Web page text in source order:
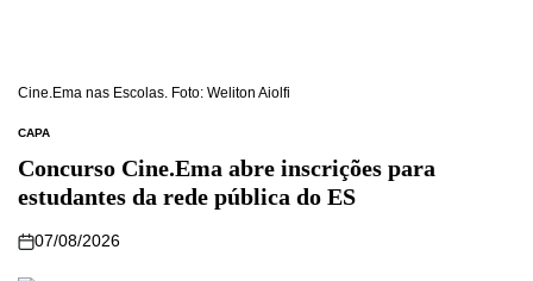
Cine.Ema nas Escolas. Foto: Weliton Aiolfi
CAPA
Concurso Cine.Ema abre inscrições para
estudantes da rede pública do ES
07/08/2026